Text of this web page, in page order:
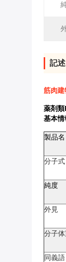
記述
筋肉
薬剤
基本情
製品名
分子式
純度
外見
分子
同義語